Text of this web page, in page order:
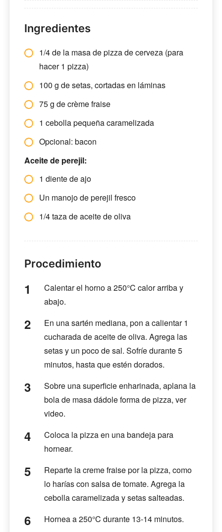
Ingredientes
1/4 de la masa de pizza de cerveza (para
hacer 1 pizza)
100 g de setas, cortadas en láminas
75 g de crème fraise
1 cebolla pequeña caramelizada
Opcional: bacon
Aceite de perejil:
1 diente de ajo
Un manojo de perejil fresco
1/4 taza de aceite de oliva
Procedimiento
Calentar el horno a 250°C calor arriba y
abajo.
En una sartén mediana, pon a calientar 1
cucharada de aceite de oliva. Agrega las
setas y un poco de sal. Sofríe durante 5
minutos, hasta que estén dorados.
Sobre una superficie enharinada, aplana la
bola de masa dádole forma de pizza, ver
video.
Coloca la pizza en una bandeja para
hornear.
Reparte la creme fraise por la pizza, como
lo harías con salsa de tomate. Agrega la
cebolla caramelizada y setas salteadas.
Hornea a 250°C durante 13-14 minutos.